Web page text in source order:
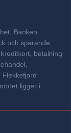
Banken
och sparande,
betalning
Flekkefjord
ligger i